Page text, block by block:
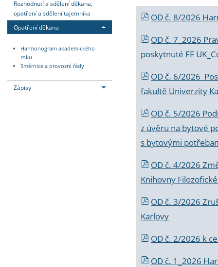
Rozhodnutí a sdělení děkana,
opatření a sdělení tajemníka
Opatření děkana
Harmonogram akademického
roku
Směrnice a provozní řády
Zápisy
OD č. 8/2026
OD č. 7_2026
poskytnuté FF
OD č. 6/2026
fakultě Univerzity
OD č. 5/2026
z úvěru na bytové
s bytovými
OD č. 4/2026
Knihovny
OD č. 3/2026
Karlovy
OD č. 2/2026 k
OD č. 1_2026